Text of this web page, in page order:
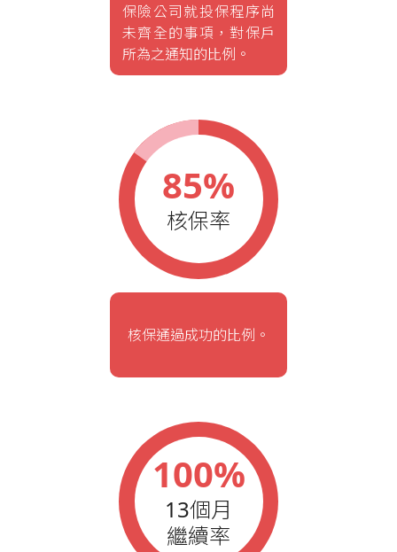
保險公司就投保程序尚
未齊全的事項，對保戶
所為之通知的比例。
85%
核保率
核保通過成功的比例。
100%
13個月
繼續率